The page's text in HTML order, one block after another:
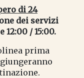
di 24
dei servizi
12:00 / 15:00.
prima